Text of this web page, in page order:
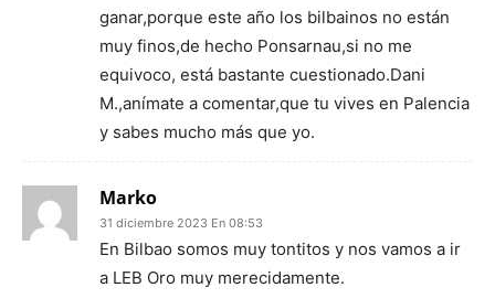
ganar,porque este año los bilbainos no están
muy finos,de hecho Ponsarnau,si no me
equivoco, está bastante cuestionado.Dani
M.,anímate a comentar,que tu vives en Palencia
y sabes mucho más que yo.
Marko
31 diciembre 2023 En 08:53
En Bilbao somos muy tontitos y nos vamos a ir
a LEB Oro muy merecidamente.